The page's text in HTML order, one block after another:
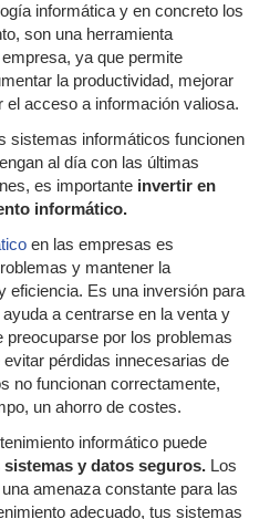
informática y en concreto los
son una herramienta
ya que permite
la productividad, mejorar
el acceso a información valiosa.
sistemas informáticos funcionen
al día con las últimas
es importante invertir en
informático.
en las empresas es
y mantener la
eficiencia. Es una inversión para
a centrarse en la venta y
preocuparse por los problemas
pérdidas innecesarias de
no funcionan correctamente,
un ahorro de costes.
informático puede
sistemas y datos seguros. Los
amenaza constante para las
adecuado, tus sistemas